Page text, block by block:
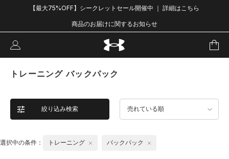
【最大75%OFF】シークレットセール開催中 ｜ 詳細はこちら
商品のお届けに関するお知らせ
トレーニング バックパック
絞り込み検索 売れている順
選択中の条件： トレーニング バックパック